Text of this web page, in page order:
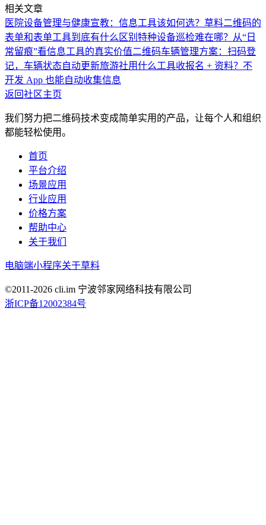
相关文章
医院设备管理与健康宣教：信息工具该如何选？ 草料二维码的
表单和表单工具到底有什么区别 特种设备巡检难在哪？从“日
常留痕”看信息工具的真实价值二维码车辆管理方案：扫码登
记，车辆状态自动更新旅游社用什么工具收报名 + 资料？不
开发 App 也能自动收集信息
返回社区主页
我们努力把二维码技术变成简单实用的产品，让每个人和组织
都能轻松使用。
首页
平台介绍
场景应用
行业应用
价格方案
帮助中心
关于我们
电脑端小程序关于草料
©2011-2026 cli.im 宁波邻家网络科技有限公司
浙ICP备12002384号